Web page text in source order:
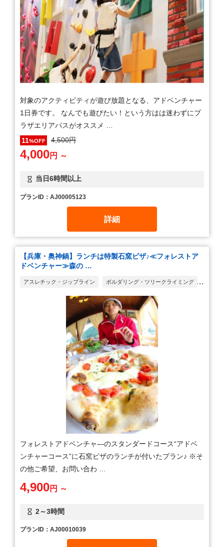
対象のアクティビティが遊び放題となる、アドベンチャー
1日券です。 なんでも遊びたい！という方はは迷わずにプ
ラザエリアパスがオススメ …
当日6時間以上
11%OFF 4,500円
4,000円 ～
プランID：AJ00005123
詳細
【兵庫・奥神鍋】ランチは特製石窯ピザ♪≪フォレストア
ドベンチャー≫森の …
アスレチック・ジップライン ボルダリング・ツリークライミング
食事・レストラン
フォレストアドベンチャ―のスタンダードコース“アドベ
ンチャーコース”に石窯ピザのランチが付いたプラン♪ ※そ
の他ご希望、お問い合わ …
2～3時間
4,900円 ～
プランID：AJ00010039